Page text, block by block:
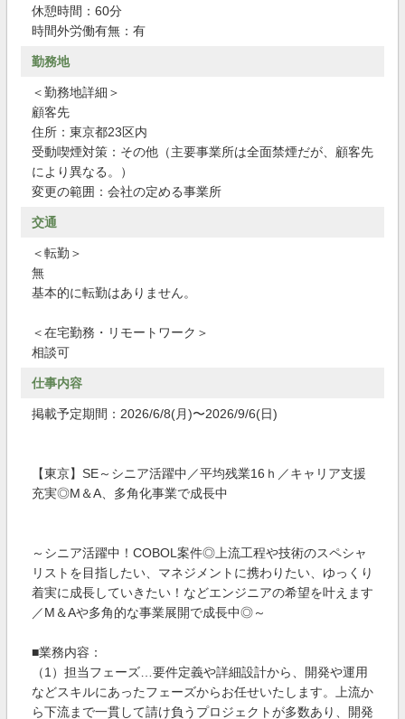
休憩時間：60分
時間外労働有無：有
勤務地
＜勤務地詳細＞
顧客先
住所：東京都23区内
受動喫煙対策：その他（主要事業所は全面禁煙だが、顧客先
により異なる。）
変更の範囲：会社の定める事業所
交通
＜転勤＞
無
基本的に転勤はありません。
＜在宅勤務・リモートワーク＞
相談可
仕事内容
掲載予定期間：2026/6/8(月)〜2026/9/6(日)
【東京】SE～シニア活躍中／平均残業16ｈ／キャリア支援
充実◎M＆A、多角化事業で成長中
～シニア活躍中！COBOL案件◎上流工程や技術のスペシャ
リストを目指したい、マネジメントに携わりたい、ゆっくり
着実に成長していきたい！などエンジニアの希望を叶えます
／M＆Aや多角的な事業展開で成長中◎～
■業務内容：
（1）担当フェーズ…要件定義や詳細設計から、開発や運用
などスキルにあったフェーズからお任せいたします。上流か
ら下流まで一貫して請け負うプロジェクトが多数あり、開発